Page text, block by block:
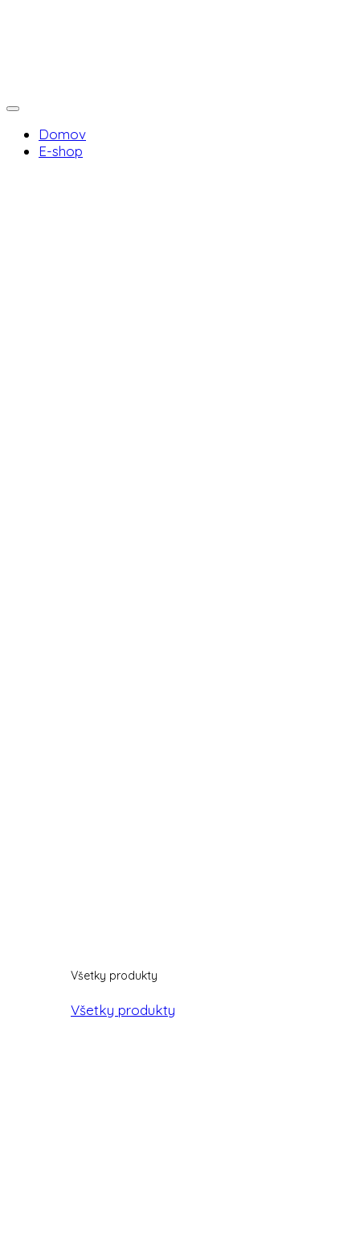
Domov
E-shop
Všetky produkty
Všetky produkty